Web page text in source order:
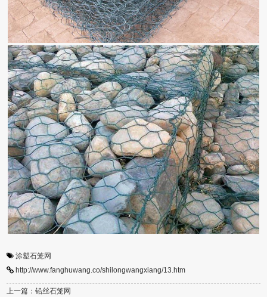
涂塑石笼网
http://www.fanghuwang.co/shilongwangxiang/13.htm
上一篇：铅丝石笼网